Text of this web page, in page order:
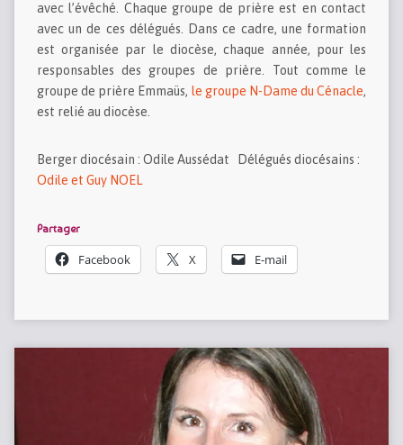
avec l’évêché. Chaque groupe de prière est en contact
avec un de ces délégués. Dans ce cadre, une formation
est organisée par le diocèse, chaque année, pour les
responsables des groupes de prière. Tout comme le
groupe de prière Emmaüs, le groupe N-Dame du Cénacle,
est relié au diocèse.
Berger diocésain : Odile Aussédat Délégués diocésains :
Odile et Guy NOEL
Partager
Facebook X E-mail